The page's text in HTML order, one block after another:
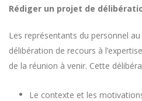
Rédiger un projet de
Les représentants du personnel
délibération de recours à
de la réunion à venir. Cette
Le contexte et les